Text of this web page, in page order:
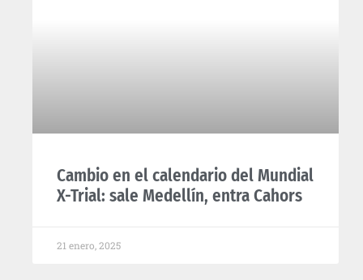
Cambio en el calendario del Mundial
X-Trial: sale Medellín, entra Cahors
21 enero, 2025